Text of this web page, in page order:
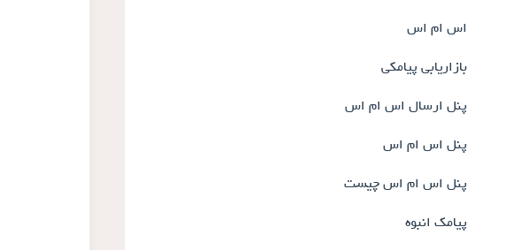
اس ام اس
بازاریابی پیامکی
پنل ارسال اس ام اس
پنل اس ام اس
پنل اس ام اس چیست
پیامک انبوه